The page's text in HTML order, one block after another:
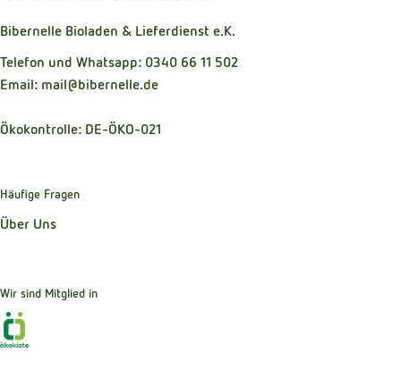
Bibernelle Bioladen & Lieferdienst e.K.
Telefon und Whatsapp: 0340 66 11 502
Email: mail@bibernelle.de
Ökokontrolle: DE-ÖKO-021
Häufige Fragen
Über Uns
Wir sind Mitglied in